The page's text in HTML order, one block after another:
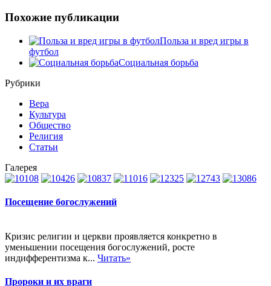
Похожие публикации
Польза и вред игры в
футбол
Социальная борьба
Рубрики
Вера
Культура
Общество
Религия
Статьи
Галерея
Посещение богослужений
Кризис религии и церкви проявляется конкретно в
уменьшении посещения богослужений, росте
индифферентизма к... Читать»
Пророки и их враги